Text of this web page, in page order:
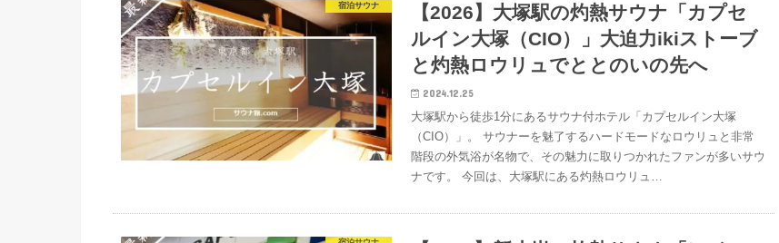
宿泊サウナ
【2026】大塚駅の灼熱サウナ「カプセ
ルイン大塚（CIO）」大迫力ikiストーブ
と灼熱ロウリュでととのいの先へ
2024.12.25
大塚駅から徒歩1分にあるサウナ付ホテル「カプセルイン大塚
（CIO）」。 サウナーを魅了するハードモードなロウリュと非常
階段の外気浴が名物で、その魅力に取りつかれたファンが多いサウ
ナです。 今回は、大塚駅にある灼熱ロウリュ…